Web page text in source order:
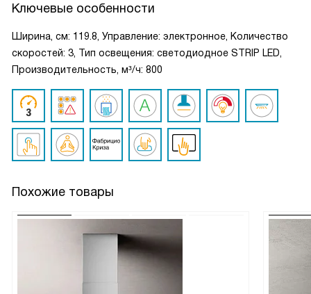
Ключевые особенности
Ширина, см: 119.8, Управление: электронное, Количество
скоростей: 3, Тип освещения: светодиодное STRIP LED,
Производительность, м³/ч: 800
Похожие товары